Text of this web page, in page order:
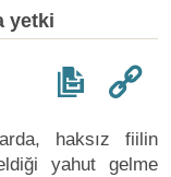
yetki
haksız fiilin
yahut gelme